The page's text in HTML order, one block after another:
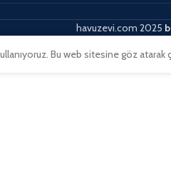
havuzevi.com 2025
Bu web sitesine göz atarak